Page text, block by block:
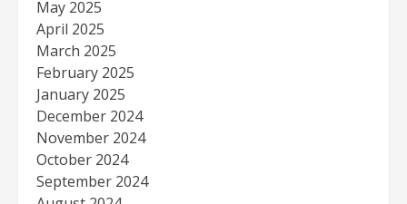
May 2025
April 2025
March 2025
February 2025
January 2025
December 2024
November 2024
October 2024
September 2024